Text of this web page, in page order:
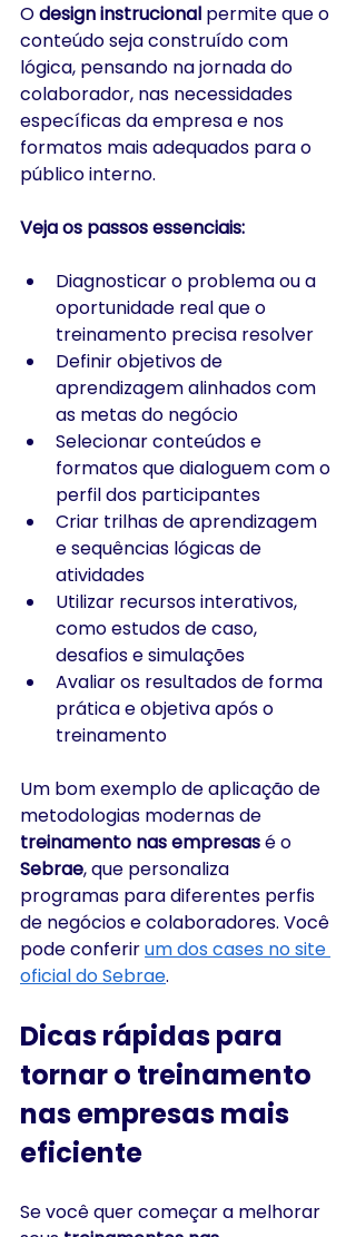
O design instrucional permite que o
conteúdo seja construído com
lógica, pensando na jornada do
colaborador, nas necessidades
específicas da empresa e nos
formatos mais adequados para o
público interno.
Veja os passos essenciais:
Diagnosticar o problema ou a
oportunidade real que o
treinamento precisa resolver
Definir objetivos de
aprendizagem alinhados com
as metas do negócio
Selecionar conteúdos e
formatos que dialoguem com o
perfil dos participantes
Criar trilhas de aprendizagem
e sequências lógicas de
atividades
Utilizar recursos interativos,
como estudos de caso,
desafios e simulações
Avaliar os resultados de forma
prática e objetiva após o
treinamento
Um bom exemplo de aplicação de
metodologias modernas de
treinamento nas empresas é o
Sebrae, que personaliza
programas para diferentes perfis
de negócios e colaboradores. Você
pode conferir um dos cases no site
oficial do Sebrae.
Dicas rápidas para
tornar o treinamento
nas empresas mais
eficiente
Se você quer começar a melhorar